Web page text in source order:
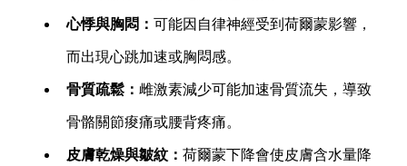
心悸與胸悶： 可能因自律神經受到荷爾蒙影響，
而出現心跳加速或胸悶感。
骨質疏鬆： 雌激素減少可能加速骨質流失，導致
骨骼關節痠痛或腰背疼痛。
皮膚乾燥與皺紋： 荷爾蒙下降會使皮膚含水量降